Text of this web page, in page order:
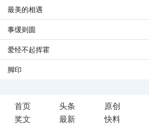
最美的相遇
事缓则圆
爱经不起挥霍
脚印
首页 头条 原创
奖文
最新 快料